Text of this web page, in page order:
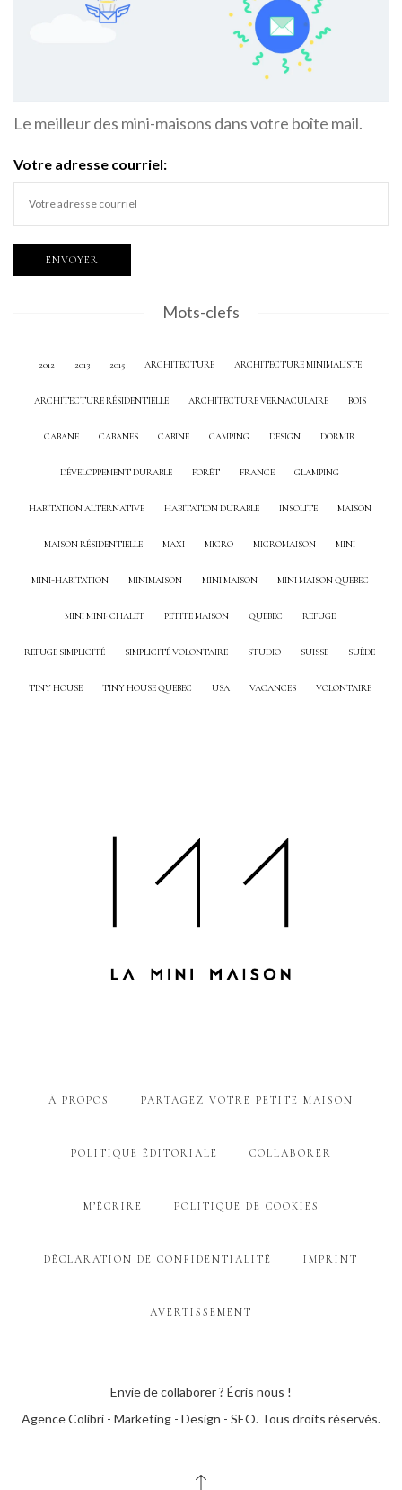
Le meilleur des mini-maisons dans votre boîte mail.
Votre adresse courriel:
Mots-clefs
2012 2013 2015 ARCHITECTURE ARCHITECTURE MINIMALISTE
ARCHITECTURE RÉSIDENTIELLE ARCHITECTURE VERNACULAIRE BOIS
CABANE CABANES CABINE CAMPING DESIGN DORMIR
DÉVELOPPEMENT DURABLE FORÊT FRANCE GLAMPING
HABITATION ALTERNATIVE HABITATION DURABLE INSOLITE MAISON
MAISON RÉSIDENTIELLE MAXI MICRO MICROMAISON MINI
MINI-HABITATION MINIMAISON MINI MAISON MINI MAISON QUEBEC
MINI MINI-CHALET PETITE MAISON QUEBEC REFUGE
REFUGE SIMPLICITÉ SIMPLICITÉ VOLONTAIRE STUDIO SUISSE SUÈDE
TINY HOUSE TINY HOUSE QUEBEC USA VACANCES VOLONTAIRE
À PROPOS PARTAGEZ VOTRE PETITE MAISON
POLITIQUE ÉDITORIALE COLLABORER
M’ÉCRIRE POLITIQUE DE COOKIES
DÉCLARATION DE CONFIDENTIALITÉ IMPRINT
AVERTISSEMENT
Envie de collaborer ? Écris nous !
Agence Colibri - Marketing - Design - SEO. Tous droits réservés.